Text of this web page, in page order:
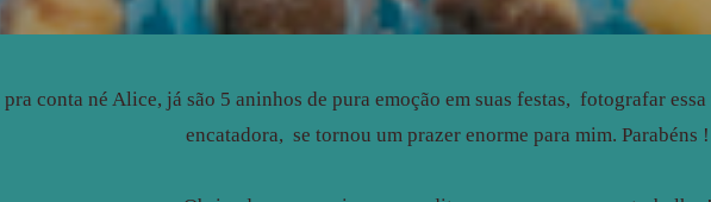
conta né Alice, já são 5 aninhos de pura emoção em suas festas, fotografar
encatadora, se tornou um prazer enorme para mim. Parabéns !